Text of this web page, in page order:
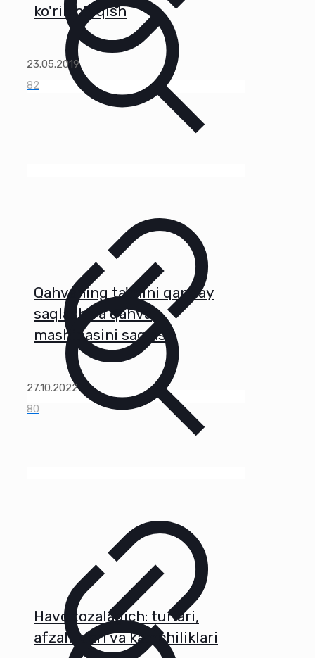
ko'rib chiqish
23.05.2019
82
Qahvaning ta'mini qanday
saqlash va qahva
mashinasini saqlash
27.10.2022
80
Havo tozalagich: turlari,
afzalliklari va kamchiliklari